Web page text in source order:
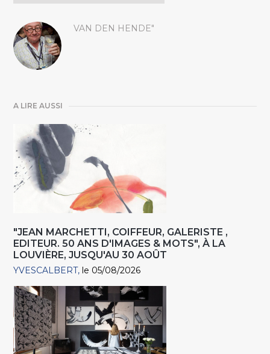
VAN DEN HENDE"
A LIRE AUSSI
"JEAN MARCHETTI, COIFFEUR, GALERISTE ,
EDITEUR. 50 ANS D'IMAGES & MOTS", À LA
LOUVIÈRE, JUSQU'AU 30 AOÛT
YVESCALBERT le 05/08/2026